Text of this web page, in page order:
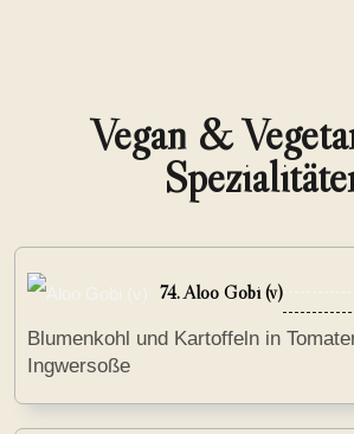
Vegan &
74. Aloo Gobi (v)
Blumenkohl und Kartoffeln in
Ingwersoße